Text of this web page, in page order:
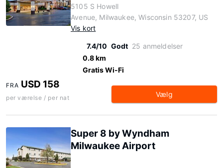
5105 S Howell
Avenue, Milwaukee, Wisconsin 53207, US
Vis kort
7.4/10 Godt 25 anmeldelser
0.8 km
Gratis Wi-Fi
FRA USD 158
per værelse / per nat Vælg
Super 8 by Wyndham
Milwaukee Airport